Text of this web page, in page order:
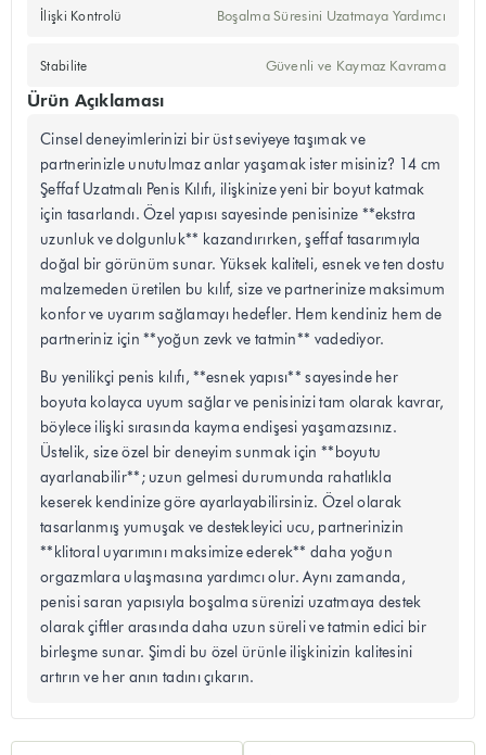
İlişki Kontrolü Boşalma Süresini Uzatmaya Yardımcı
Stabilite Güvenli ve Kaymaz Kavrama
Ürün Açıklaması
Cinsel deneyimlerinizi bir üst seviyeye taşımak ve
partnerinizle unutulmaz anlar yaşamak ister misiniz? 14 cm
Şeffaf Uzatmalı Penis Kılıfı, ilişkinize yeni bir boyut katmak
için tasarlandı. Özel yapısı sayesinde penisinize **ekstra
uzunluk ve dolgunluk** kazandırırken, şeffaf tasarımıyla
doğal bir görünüm sunar. Yüksek kaliteli, esnek ve ten dostu
malzemeden üretilen bu kılıf, size ve partnerinize maksimum
konfor ve uyarım sağlamayı hedefler. Hem kendiniz hem de
partneriniz için **yoğun zevk ve tatmin** vadediyor.
Bu yenilikçi penis kılıfı, **esnek yapısı** sayesinde her
boyuta kolayca uyum sağlar ve penisinizi tam olarak kavrar,
böylece ilişki sırasında kayma endişesi yaşamazsınız.
Üstelik, size özel bir deneyim sunmak için **boyutu
ayarlanabilir**; uzun gelmesi durumunda rahatlıkla
keserek kendinize göre ayarlayabilirsiniz. Özel olarak
tasarlanmış yumuşak ve destekleyici ucu, partnerinizin
**klitoral uyarımını maksimize ederek** daha yoğun
orgazmlara ulaşmasına yardımcı olur. Aynı zamanda,
penisi saran yapısıyla boşalma sürenizi uzatmaya destek
olarak çiftler arasında daha uzun süreli ve tatmin edici bir
birleşme sunar. Şimdi bu özel ürünle ilişkinizin kalitesini
artırın ve her anın tadını çıkarın.